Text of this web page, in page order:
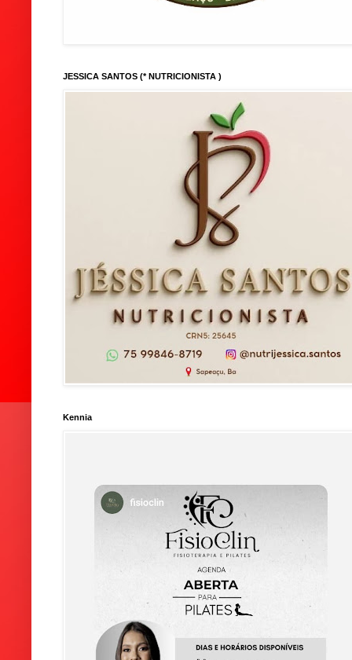
JESSICA SANTOS (* NUTRICIONISTA )
Kennia